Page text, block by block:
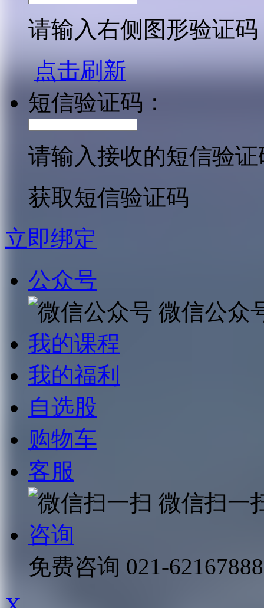
请输入右侧图形验证码
点击刷新
短信验证码：
请输入接收的短信验证
获取短信验证码
立即绑定
公众号
微信公众
我的课程
我的福利
自选股
购物车
客服
微信扫一
咨询
免费咨询 021-62167888